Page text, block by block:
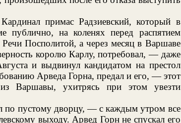
примас Радзиевский, который в
публично, на коленях перед распятием
Посполитой, а через месяц в Варшаве
королю Карлу, потребовал, — даже
и выдвинул кандидатом на престол
Арведа Горна, предал и его, — этот
Варшавы, ухитрясь при этом увезти
по пустому дворцу, — с каждым утром все
выходу. Арвед Горн не спускал его